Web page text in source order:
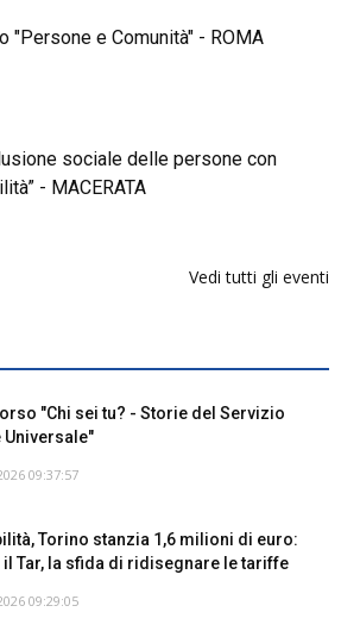
"Persone e Comunità" - ROMA
sociale delle persone con
- MACERATA
Vedi tutti gli eventi
"Chi sei tu? - Storie del Servizio
Universale"
09:37:57
Torino stanzia 1,6 milioni di euro:
il Tar, la sfida di ridisegnare le tariffe
09:29:05